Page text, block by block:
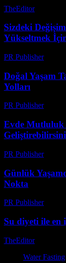
TheEditor-
Sizdeki
Yükseltmek
PR Publisher-
Doğal Yaşam
Yolları
PR Publisher-
Evde Mutluluk
PR Publisher-
Günlük
Nokta
PR Publisher-
Su diyeti ile en
TheEditor-
Water Fasting